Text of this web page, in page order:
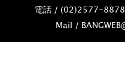
電話 / (02)­2577-8878
Mail /